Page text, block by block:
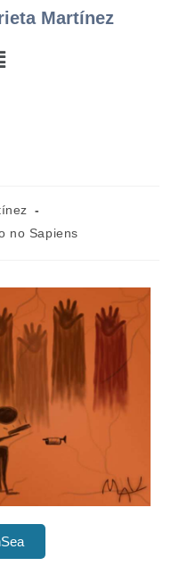
Martínez
no Sapiens